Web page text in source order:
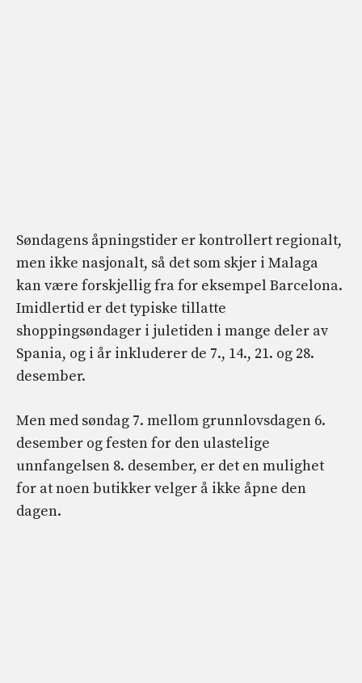
Søndagens åpningstider er kontrollert regionalt,
men ikke nasjonalt, så det som skjer i Malaga
kan være forskjellig fra for eksempel Barcelona.
Imidlertid er det typiske tillatte
shoppingsøndager i juletiden i mange deler av
Spania, og i år inkluderer de 7., 14., 21. og 28.
desember.
Men med søndag 7. mellom grunnlovsdagen 6.
desember og festen for den ulastelige
unnfangelsen 8. desember, er det en mulighet
for at noen butikker velger å ikke åpne den
dagen.